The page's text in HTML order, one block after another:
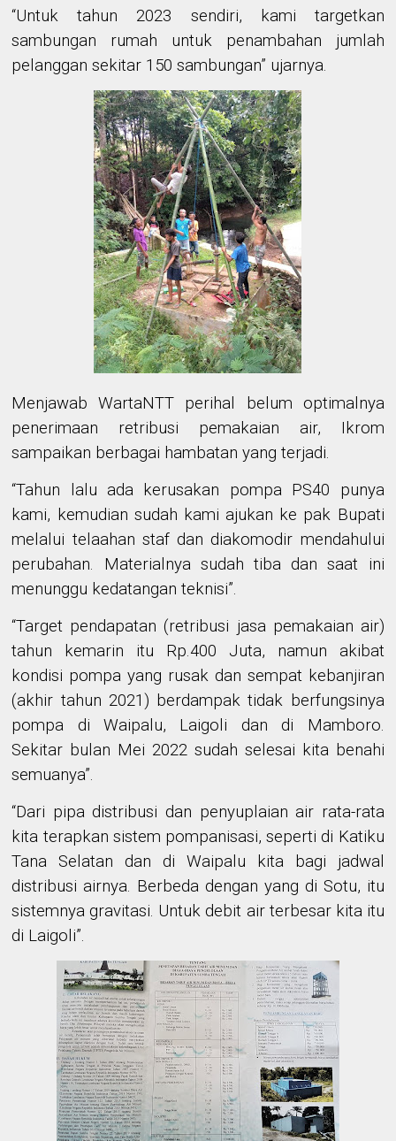
“Untuk tahun 2023 sendiri, kami targetkan
sambungan rumah untuk penambahan jumlah
pelanggan sekitar 150 sambungan” ujarnya.
Menjawab WartaNTT perihal belum optimalnya
penerimaan retribusi pemakaian air, Ikrom
sampaikan berbagai hambatan yang terjadi.
“Tahun lalu ada kerusakan pompa PS40 punya
kami, kemudian sudah kami ajukan ke pak Bupati
melalui telaahan staf dan diakomodir mendahului
perubahan. Materialnya sudah tiba dan saat ini
menunggu kedatangan teknisi”.
“Target pendapatan (retribusi jasa pemakaian air)
tahun kemarin itu Rp.400 Juta, namun akibat
kondisi pompa yang rusak dan sempat kebanjiran
(akhir tahun 2021) berdampak tidak berfungsinya
pompa di Waipalu, Laigoli dan di Mamboro.
Sekitar bulan Mei 2022 sudah selesai kita benahi
semuanya”.
“Dari pipa distribusi dan penyuplaian air rata-rata
kita terapkan sistem pompanisasi, seperti di Katiku
Tana Selatan dan di Waipalu kita bagi jadwal
distribusi airnya. Berbeda dengan yang di Sotu, itu
sistemnya gravitasi. Untuk debit air terbesar kita itu
di Laigoli”.